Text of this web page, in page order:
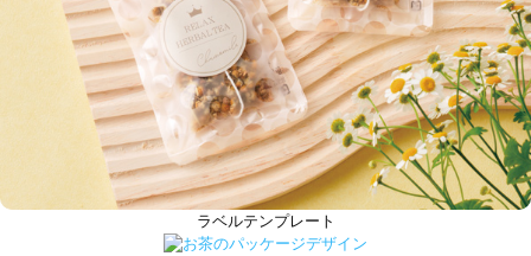
ラベルテンプレート